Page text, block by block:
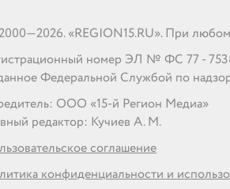
«REGION15.RU». При любом
номер ЭЛ № ФС 77 -
Федеральной Службой по
ООО «15-й Регион Медиа»
редактор: Кучиев А. М.
соглашение
конфиденциальности и